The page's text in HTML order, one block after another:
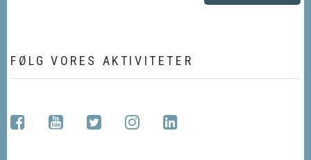
FØLG VORES AKTIVITETER
facebookyoutubetwitterinstagramlinkedin